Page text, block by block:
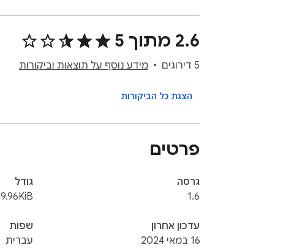
מאפשר להתמקד בתוכן החשוב.
2.6 מתוך 5
5 דירוגים מידע נוסף על תוצאות וביקורות
הצגת כל הביקורות
פרטים
גרסה
1.6
עדכון אחרון
16 במאי 2024
גודל
9.96KiB
שפות
עברית